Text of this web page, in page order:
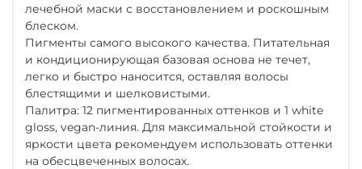
лечебной маски с восстановлением и роскошным
блеском.
Пигменты самого высокого качества. Питательная
и кондиционирующая базовая основа не течет,
легко и быстро наносится, оставляя волосы
блестящими и шелковистыми.
Палитра: 12 пигментированных оттенков и 1 white
gloss, vegan-линия. Для максимальной стойкости и
яркости цвета рекомендуем использовать оттенки
на обесцвеченных волосах.